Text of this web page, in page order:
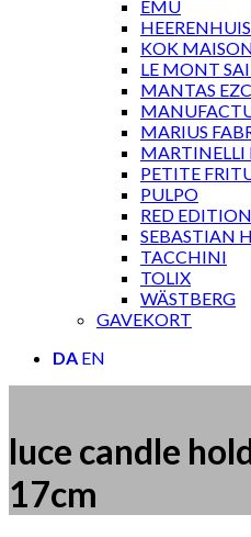
EMU
HEERENHUIS
KOK
LE MONT
MANTAS
MARIUS
MARTINELLI
PETITE
PULPO
RED EDITION
SEBASTIAN
TACCHINI
TOLIX
WÄSTBERG
GAVEKORT
DA EN
luce candle
17cm